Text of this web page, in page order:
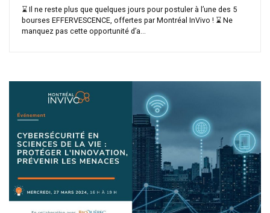
⌛ Il ne reste plus que quelques jours pour postuler à l’une des 5
bourses EFFERVESCENCE, offertes par Montréal InVivo ! ⌛ Ne
manquez pas cette opportunité d’a...